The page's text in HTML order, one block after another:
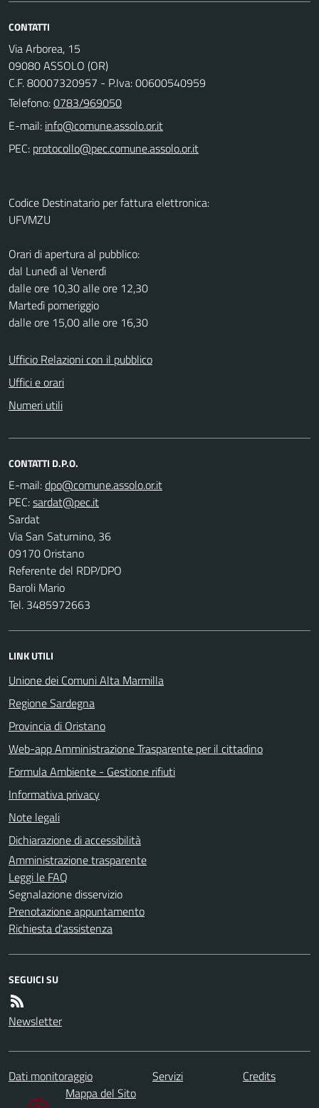
CONTATTI
Via Arborea, 15
09080 ASSOLO (OR)
C.F. 80007320957 - P.Iva: 00600540959
Telefono:0783/969050
E-mail:
PEC:
Codice Destinatario per fattura elettronica:
UFVMZU
Orari di apertura al pubblico:
dal Lunedì al Venerdì
dalle ore 10,30 alle ore 12,30
Martedì pomeriggio
dalle ore 15,00 alle ore 16,30
Ufficio Relazioni con il pubblico
Uffici e orari
Numeri utili
CONTATTI D.P.O.
E-mail:
PEC:
Sardat
Via San Saturnino, 36
09170 Oristano
Referente del RDP/DPO
Baroli Mario
Tel. 3485972663
LINK UTILI
Unione dei Comuni Alta Marmilla
Regione Sardegna
Provincia di Oristano
Web-app Amministrazione Trasparente per il cittadino
Formula Ambiente - Gestione rifiuti
Informativa privacy
Note legali
Dichiarazione di accessibilità
Amministrazione trasparente
Leggi le FAQ
Segnalazione disservizio
Prenotazione appuntamento
Richiesta d'assistenza
SEGUICI SU
Newsletter
Dati monitoraggio Servizi
Credits
Mappa del Sito